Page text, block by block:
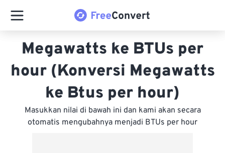
Megawatts ke BTUs per
hour (Konversi Megawatts
ke Btus per hour)
Masukkan nilai di bawah ini dan kami akan secara
otomatis mengubahnya menjadi BTUs per hour